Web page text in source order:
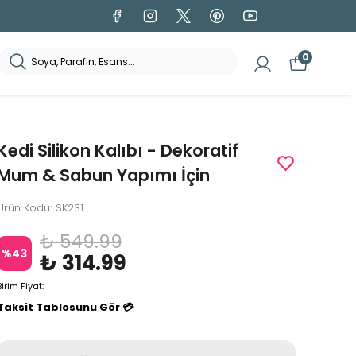
0
Silikon Kalıbı - Dekoratif
& Sabun Yapımı İçin
Kodu: SK231
%43 ₺ 549.99
₺ 314.99
Fiyat:
Tablosunu Gör 💳